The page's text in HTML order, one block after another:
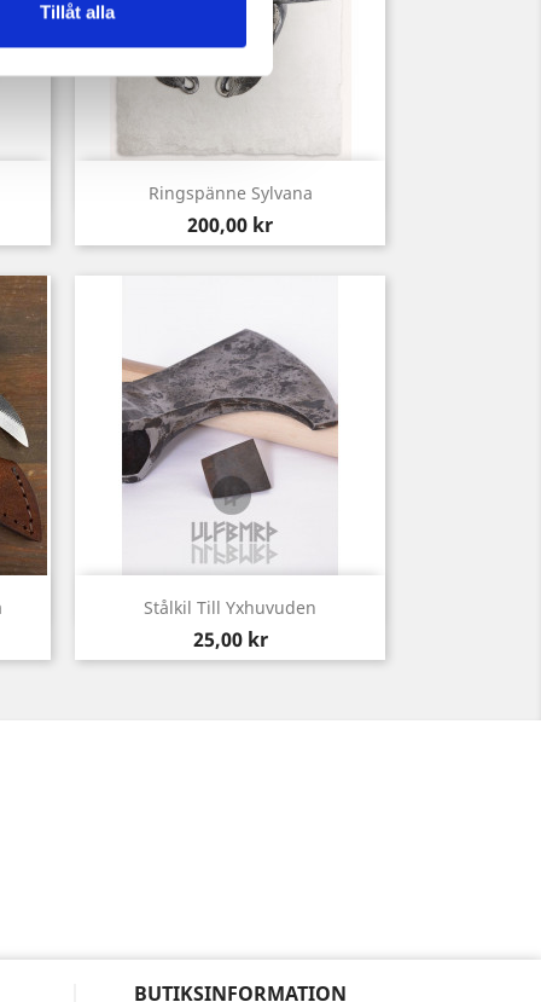
Tillåt alla
Ringspänne Sylvana
Pris
200,00 kr
Snabbvy
Stålkil Till Yxhuvuden
Pris
25,00 kr
Snabbvy
BUTIKSINFORMATION